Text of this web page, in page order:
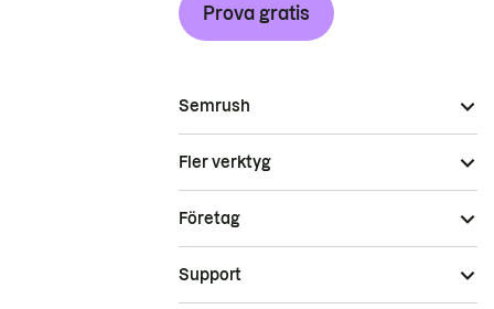
Prova gratis
Semrush
Fler verktyg
Företag
Support